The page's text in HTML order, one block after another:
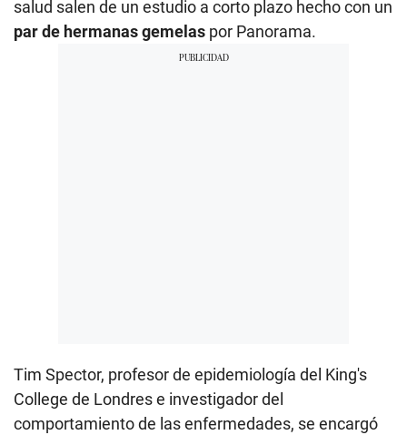
salud salen de un estudio a corto plazo hecho con un
par de hermanas gemelas por Panorama.
Tim Spector, profesor de epidemiología del King's
College de Londres e investigador del
comportamiento de las enfermedades, se encargó